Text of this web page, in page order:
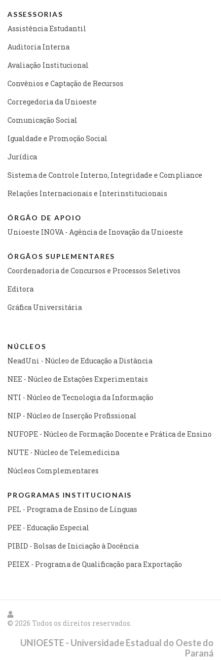
ASSESSORIAS
Assistência Estudantil
Auditoria Interna
Avaliação Institucional
Convênios e Captação de Recursos
Corregedoria da Unioeste
Comunicação Social
Igualdade e Promoção Social
Jurídica
Sistema de Controle Interno, Integridade e Compliance
Relações Internacionais e Interinstitucionais
ÓRGÃO DE APOIO
Unioeste INOVA - Agência de Inovação da Unioeste
ÓRGÃOS SUPLEMENTARES
Coordenadoria de Concursos e Processos Seletivos
Editora
Gráfica Universitária
NÚCLEOS
NeadUni - Núcleo de Educação a Distância
NEE - Núcleo de Estações Experimentais
NTI - Núcleo de Tecnologia da Informação
NIP - Núcleo de Inserção Profissional
NUFOPE - Núcleo de Formação Docente e Prática de Ensino
NUTE - Núcleo de Telemedicina
Núcleos Complementares
PROGRAMAS INSTITUCIONAIS
PEL - Programa de Ensino de Línguas
PEE - Educação Especial
PIBID - Bolsas de Iniciação à Docência
PEIEX - Programa de Qualificação para Exportação
© 2026 Todos os direitos reservados.
UNIOESTE - Universidade Estadual do Oeste do
Paraná